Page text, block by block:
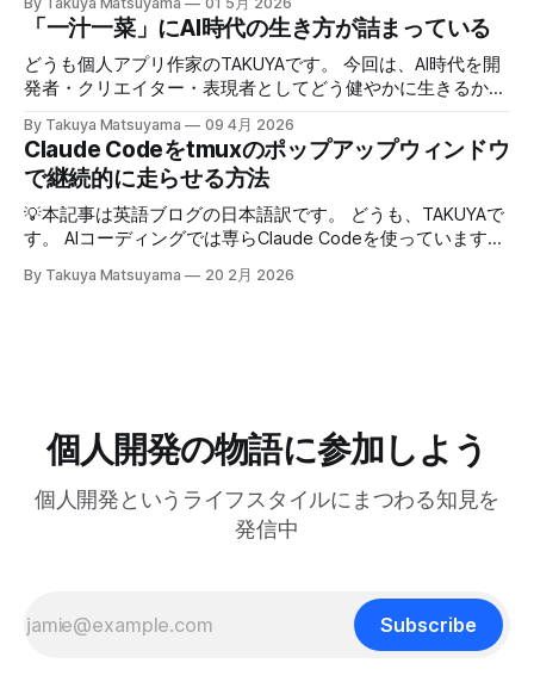
ら頑張って面白い話をひねり出す必要が無いので、気が楽に
なった。話の結論も何もいらなくて、「そうなんですね」
「いいですね」「ほんじゃお疲れ様です〜」みたいな感じで
締めくくる。反応に困ったらとりあえず「いいですね」まじ
で便利！男相手の会話でも有効。インタビューにも応用が利
きそうだ。 天気が悪くてだるいので、やる気が出るまで部
屋でレシートの撮影などの単純作業をして過ごした。レシー
トを撮ったら事務代行さんに投げる。そのうちAIに代替させ
ーラムをチェックしたら、
き起こしが出来たので、こちらに掲載します。お楽しみくだ
さい。 ※ギアアイコンをクリックして、音声と字幕を日本語
に変更できます。 00:00 イントロ:TAKUYAさんようこそ
01:32 TAKUYAさんの自己紹介:WalknoteからInkdropまで
がフリーランス案件につながった 09:17 Inkdropで食えるよ
うになるまで 12:15 なぜ最初から海外市場を狙ったのか
14:54 AI登場前、英語コピーに苦戦した話 16:18 AIバイブコ
ーディング時代をどう見ているか 17:24 全てのコードを一行
ずつレビューする使い方 21:06 AIは新幹線:速さの先にあるも
の 25:53 AI時代に「感性」が大事になる 27:
「一汁一菜」にAI時代の生き方が詰まっている
どうも個人アプリ作家のTAKUYAです。 今回は、AI時代を開
発者・クリエイター・表現者としてどう健やかに生きるか、
の「健やかに生きる」とは、心身の健康を保ちながら、もの
づくりを楽しみ続けるという意味です。 読者の中にも、最
近のAIの急速な進化の中でどう生き残り、さらに活躍してい
くかを悩んでいる方は多いのではないでしょうか。正直、す
べてに対する正解はわかりません。未来を正確に予測できる
人はいないからです。 でも自分は、ソフトウェア寄りのア
ーティストとして生きる上で大事なのは、「戦略」や「堀
菜でよいという提案」 を読んで、日々のリズムを健やかに
保つためのヒントがたくさん詰まっていると感じまし
By Takuya Matsuyama 09 4月 2026
Claude Codeをtmuxのポップアップウィンドウ
で継続的に走らせる方法
💡本記事は英語ブログの日本語訳です。 どうも、TAKUYAで
す。 AIコーディングでは専らClaude Codeを使っています。
いたのですが、幅が狭すぎてメッセージやdiffがまともに表
す。 この記事では、それを実現するためのtmuxの設定方法
を紹介します。 動画で見る(英語): ポップアップウィンドウ
ドを使うとポップアップウィンドウを表示でき、ちょっとし
たツールにすぐアクセスするのに便利です。 僕はlazygitで
By Takuya Matsuyama 20 2月 2026
個人開発の物語に参加しよう
個人開発というライフスタイルにまつわる知見を
発信中
Subscribe